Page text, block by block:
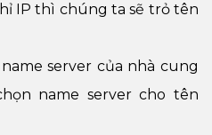
IP thì chúng ta sẽ trỏ tên
server của nhà cung
name server cho tên